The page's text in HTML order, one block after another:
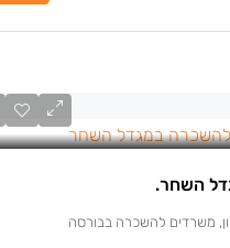
השחר.
משרדים להשכרה בבורסה